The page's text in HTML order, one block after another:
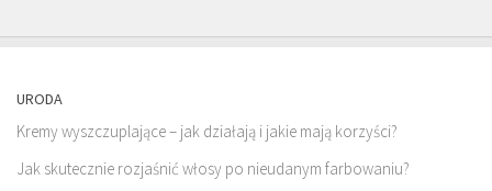
URODA
Kremy wyszczuplające – jak działają i jakie mają korzyści?
Jak skutecznie rozjaśnić włosy po nieudanym farbowaniu?